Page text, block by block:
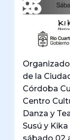
de la
Córdoba
Centro
Danza y
Susú y